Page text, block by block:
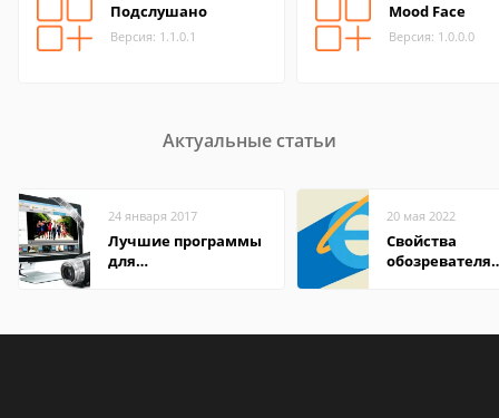
Подслушано
Версия: 1.1.0.1
Mood Face
Версия: 1.0.0.0
Актуальные статьи
24 января 2017
Лучшие программы
для
20 мая 2022
Свойства
обозревателя